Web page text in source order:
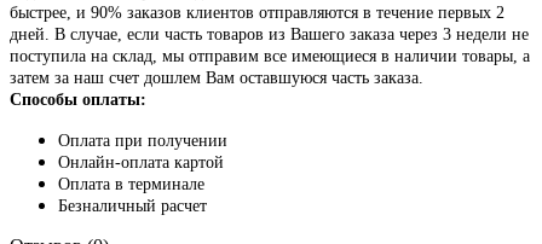
быстрее, и 90% заказов клиентов отправляются в течение первых 2
дней. В случае, если часть товаров из Вашего заказа через 3 недели не
поступила на склад, мы отправим все имеющиеся в наличии товары, а
затем за наш счет дошлем Вам оставшуюся часть заказа.
Способы оплаты:
Оплата при получении
Онлайн-оплата картой
Оплата в терминале
Безналичный расчет